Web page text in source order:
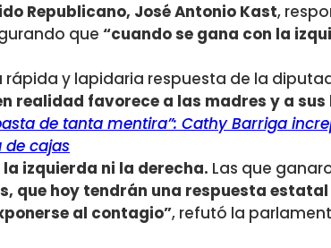
Republicano, José Antonio Kast,
que “cuando se gana con la
y lapidaria respuesta de la
realidad favorece a las madres y a sus
de tanta mentira”: Cathy Barriga
de cajas
izquierda ni la derecha. Las que
que hoy tendrán una respuesta
al contagio”, refutó la